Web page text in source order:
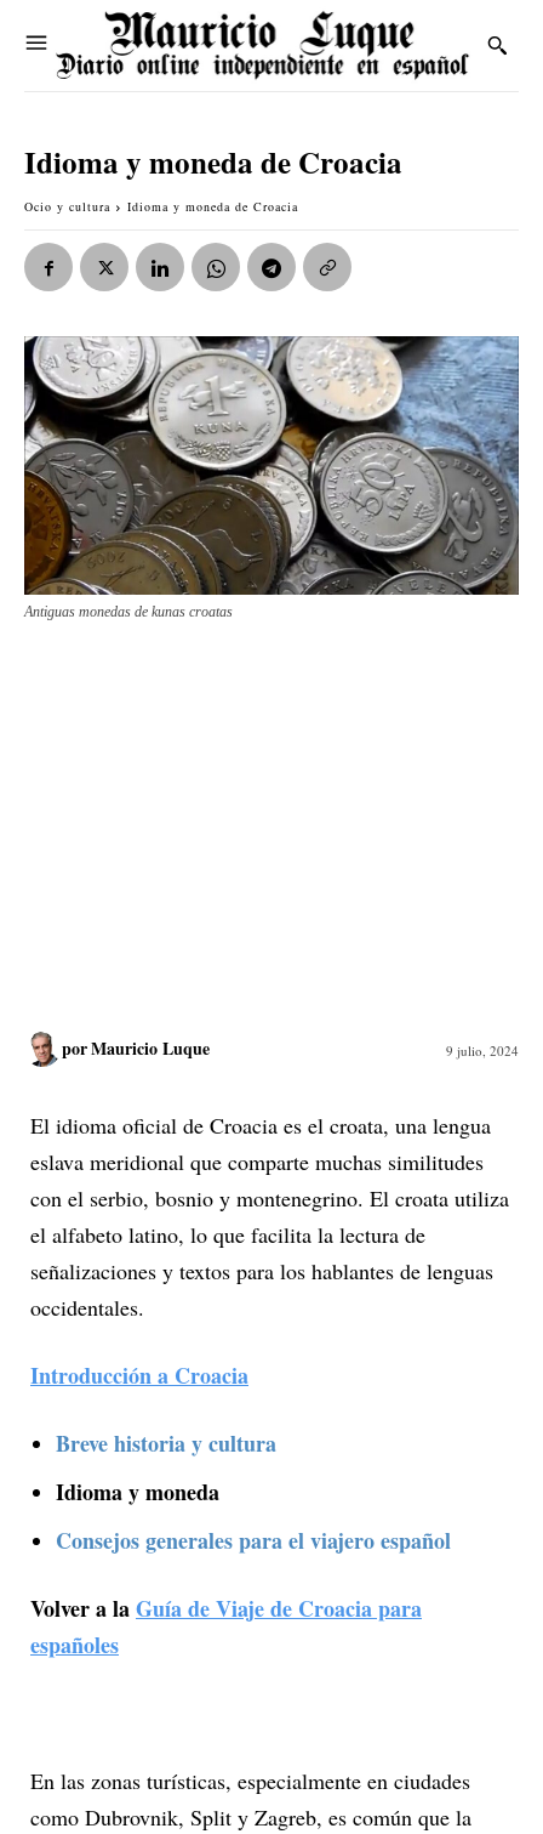
Idioma y moneda de Croacia
Ocio y cultura Idioma y moneda de Croacia
Antiguas monedas de kunas croatas
porMauricio Luque 9 julio, 2024
El idioma oficial de Croacia es el croata, una lengua
eslava meridional que comparte muchas similitudes
con el serbio, bosnio y montenegrino. El croata utiliza
el alfabeto latino, lo que facilita la lectura de
señalizaciones y textos para los hablantes de lenguas
occidentales.
Introducción a Croacia
Breve historia y cultura
Idioma y moneda
Consejos generales para el viajero español
Volver a laGuía de Viaje de Croacia para
españoles
En las zonas turísticas, especialmente en ciudades
como Dubrovnik, Split y Zagreb, es común que la